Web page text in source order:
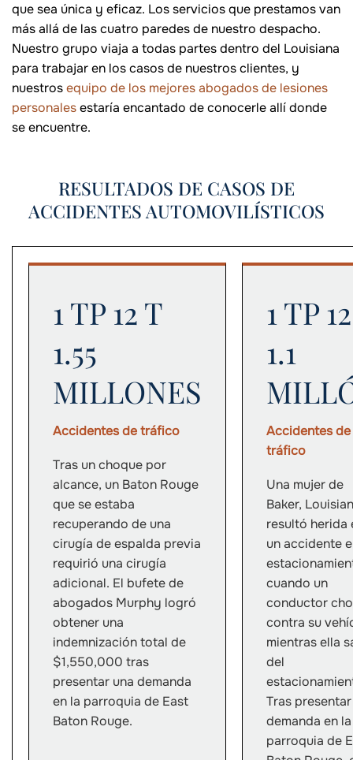
que sea única y eficaz. Los servicios que prestamos van
más allá de las cuatro paredes de nuestro despacho.
Nuestro grupo viaja a todas partes dentro del Louisiana
para trabajar en los casos de nuestros clientes, y
nuestrosequipo de los mejores abogados de lesiones
personalesestaría encantado de conocerle allí donde
se encuentre.
RESULTADOS DE CASOS DE
ACCIDENTES AUTOMOVILÍSTICOS
1 TP 12 T
1.55
MILLONES
Accidentes de tráfico
Tras un choque por
alcance, un Baton Rouge
que se estaba
recuperando de una
cirugía de espalda previa
requirió una cirugía
adicional. El bufete de
abogados Murphy logró
obtener una
indemnización total de
$1,550,000 tras
presentar una demanda
en la parroquia de East
Baton Rouge.
1 TP
1.1
Accidentes de
tráfico
Una mujer de
Baker,
resultó herida
un accidente
cuando un
conductor
contra su
mientras ella
del
Tras
demanda en la
parroquia de